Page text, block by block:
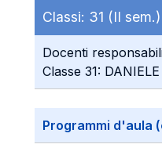
Classi: 31 (II sem.)
Docenti
Classe 31:
Programmi d'aula